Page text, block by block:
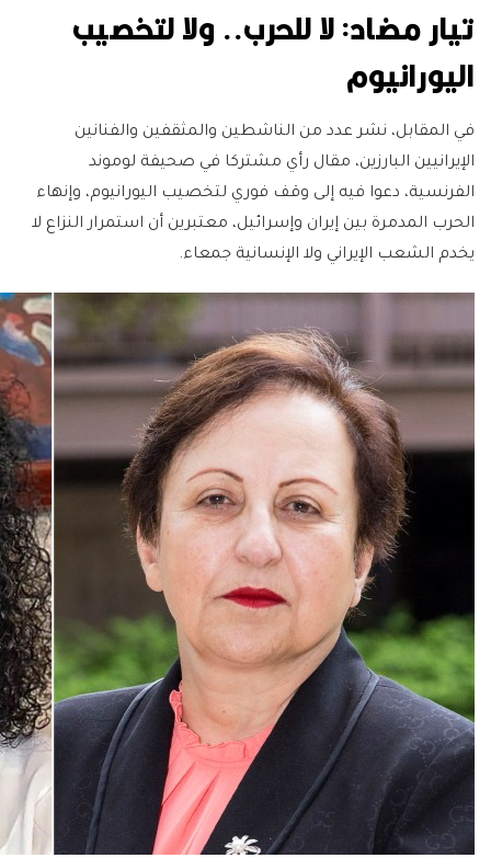
تيار مضاد: لا للحرب.. ولا لتخصيب
اليورانيوم
في المقابل، نشر عدد من الناشطين والمثقفين والفنانين
الإيرانيين البارزين، مقال رأي مشتركا في صحيفة لوموند
الفرنسية، دعوا فيه إلى وقف فوري لتخصيب اليورانيوم، وإنهاء
الحرب المدمرة بين إيران وإسرائيل، معتبرين أن استمرار النزاع لا
يخدم الشعب الإيراني ولا الإنسانية جمعاء.